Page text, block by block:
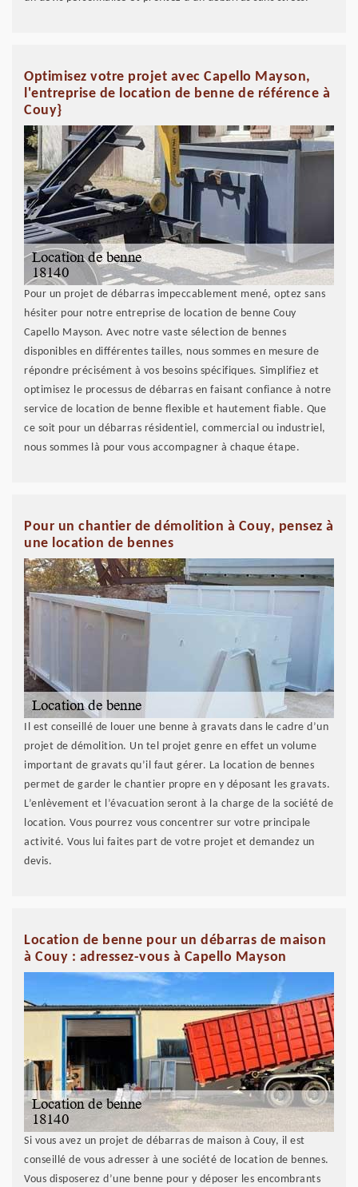
Optimisez votre projet avec Capello Mayson,
l'entreprise de location de benne de référence à
Couy}
Pour un projet de débarras impeccablement mené, optez sans
hésiter pour notre entreprise de location de benne Couy
Capello Mayson. Avec notre vaste sélection de bennes
disponibles en différentes tailles, nous sommes en mesure de
répondre précisément à vos besoins spécifiques. Simplifiez et
optimisez le processus de débarras en faisant confiance à notre
service de location de benne flexible et hautement fiable. Que
ce soit pour un débarras résidentiel, commercial ou industriel,
nous sommes là pour vous accompagner à chaque étape.
Pour un chantier de démolition à Couy, pensez à
une location de bennes
Il est conseillé de louer une benne à gravats dans le cadre d’un
projet de démolition. Un tel projet genre en effet un volume
important de gravats qu’il faut gérer. La location de bennes
permet de garder le chantier propre en y déposant les gravats.
L’enlèvement et l’évacuation seront à la charge de la société de
location. Vous pourrez vous concentrer sur votre principale
activité. Vous lui faites part de votre projet et demandez un
devis.
Location de benne pour un débarras de maison
à Couy : adressez-vous à Capello Mayson
Si vous avez un projet de débarras de maison à Couy, il est
conseillé de vous adresser à une société de location de bennes.
Vous disposerez d’une benne pour y déposer les encombrants